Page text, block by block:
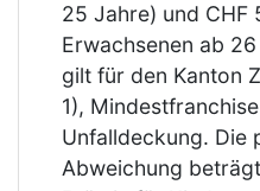
25 Jahre) und CHF
Erwachsenen ab
gilt für den Kanton
1),
Unfalldeckung. Die
Abweichung